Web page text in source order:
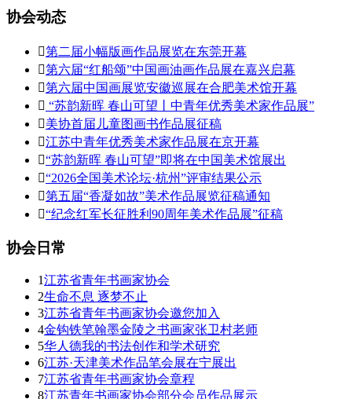
协会动态
第二届小幅版画作品展览在东莞开幕
第六届“红船颂”中国画油画作品展在嘉兴启幕
第六届中国画展览安徽巡展在合肥美术馆开幕
 “苏韵新晖 春山可望丨中青年优秀美术家作品展”
美协首届儿童图画书作品展征稿
江苏中青年优秀美术家作品展在京开幕
“苏韵新晖 春山可望”即将在中国美术馆展出
“2026全国美术论坛·杭州”评审结果公示
第五届“香凝如故”美术作品展览征稿通知
“纪念红军长征胜利90周年美术作品展”征稿
协会日常
1江苏省青年书画家协会
2生命不息 逐梦不止
3江苏省青年书画家协会邀您加入
4金钩铁笔翰墨金陵之书画家张卫村老师
5华人德我的书法创作和学术研究
6江苏·天津美术作品笔会展在宁展出
7江苏省青年书画家协会章程
8江苏青年书画家协会部分会员作品展示